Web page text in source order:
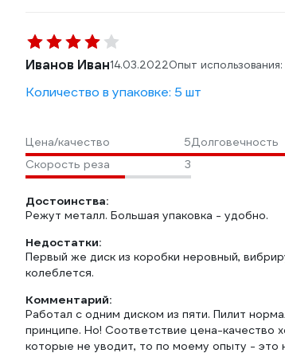
Иванов Иван14.03.2022Опыт
Количество в упаковке: 5 шт
Цена/качество 5Долговечность
Скорость реза
3
Достоинства:
Режут металл. Большая упаковка - удобно.
Недостатки:
Первый же диск из коробки неровный,
колеблется.
Комментарий:
Работал с одним диском из пяти. Пилит
принципе. Но! Соответствие цена-качество
которые не уводит, то по моему опыту - это